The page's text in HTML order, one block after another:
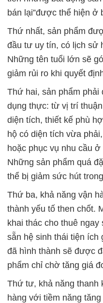
bán lại”được thể hiện ở
Thứ nhất, sản phẩm
đầu tư uy tín, có lịch sử
Những tên tuổi lớn sẽ
giảm rủi ro khi quyết
Thứ hai, sản phẩm
dụng thực: từ vị trí
diện tích, thiết kế phù
hộ có diện tích vừa
hoặc phục vụ nhu cầu
Những sản phẩm quá
thể bị giảm sức hút
Thứ ba, khả năng vận
thành yếu tố then chốt.
khai thác cho thuê
sẵn hệ sinh thái tiện ích
đã hình thành sẽ được
phẩm chỉ chờ tăng giá
Thứ tư, khả năng thanh
hàng với tiềm năng